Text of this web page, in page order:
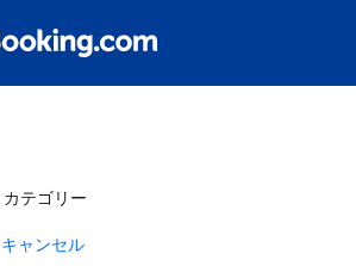
カテゴリー
キャンセル